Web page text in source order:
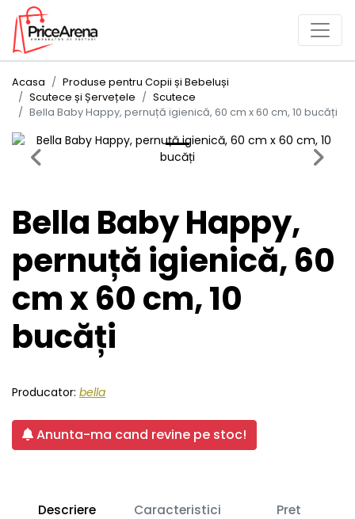
Acasa
Produse pentru Copii și Bebeluși
Scutece și Șervețele
Scutece
Bella Baby Happy, pernuță igienică, 60 cm x 60 cm, 10 bucăți
Previous Next
Bella Baby Happy,
pernuță igienică, 60
cm x 60 cm, 10
bucăți
Producator: bella
Anunta-ma cand revine pe stoc!
Descriere Caracteristici Pret